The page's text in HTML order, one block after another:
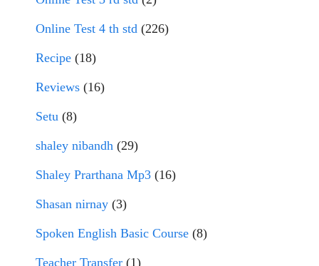
Online Test 4 th std (226)
Recipe (18)
Reviews (16)
Setu (8)
shaley nibandh (29)
Shaley Prarthana Mp3 (16)
Shasan nirnay (3)
Spoken English Basic Course (8)
Teacher Transfer (1)